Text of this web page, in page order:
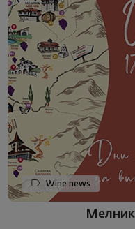
Wine news